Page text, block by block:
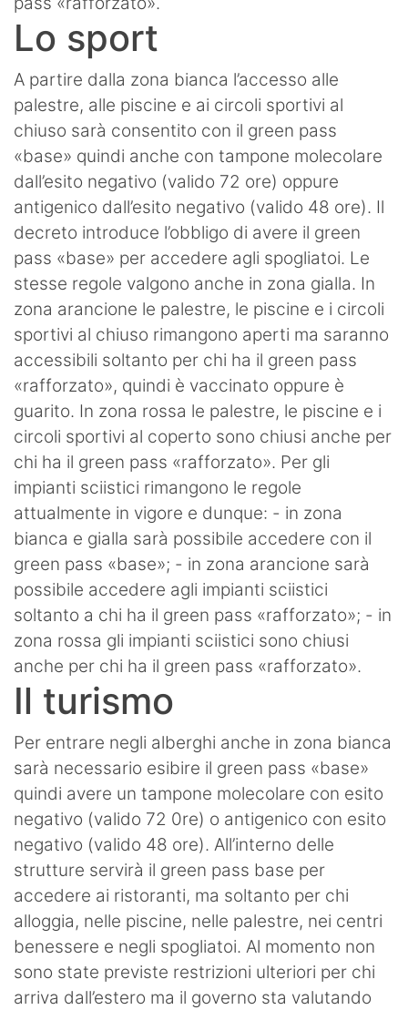
Lo sport
A partire dalla zona bianca l’accesso alle
palestre, alle piscine e ai circoli sportivi al
chiuso sarà consentito con il green pass
«base» quindi anche con tampone molecolare
dall’esito negativo (valido 72 ore) oppure
antigenico dall’esito negativo (valido 48 ore). Il
decreto introduce l’obbligo di avere il green
pass «base» per accedere agli spogliatoi. Le
stesse regole valgono anche in zona gialla. In
zona arancione le palestre, le piscine e i circoli
sportivi al chiuso rimangono aperti ma saranno
accessibili soltanto per chi ha il green pass
«rafforzato», quindi è vaccinato oppure è
guarito. In zona rossa le palestre, le piscine e i
circoli sportivi al coperto sono chiusi anche per
chi ha il green pass «rafforzato». Per gli
impianti sciistici rimangono le regole
attualmente in vigore e dunque: - in zona
bianca e gialla sarà possibile accedere con il
green pass «base»; - in zona arancione sarà
possibile accedere agli impianti sciistici
soltanto a chi ha il green pass «rafforzato»; - in
zona rossa gli impianti sciistici sono chiusi
anche per chi ha il green pass «rafforzato».
Il turismo
Per entrare negli alberghi anche in zona bianca
sarà necessario esibire il green pass «base»
quindi avere un tampone molecolare con esito
negativo (valido 72 0re) o antigenico con esito
negativo (valido 48 ore). All’interno delle
strutture servirà il green pass base per
accedere ai ristoranti, ma soltanto per chi
alloggia, nelle piscine, nelle palestre, nei centri
benessere e negli spogliatoi. Al momento non
sono state previste restrizioni ulteriori per chi
arriva dall’estero ma il governo sta valutando